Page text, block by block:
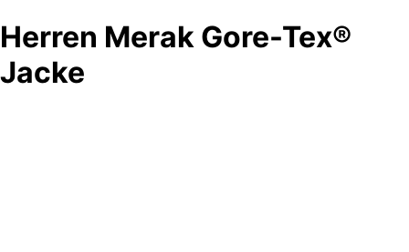
Herren Merak Gore-Tex®
Jacke